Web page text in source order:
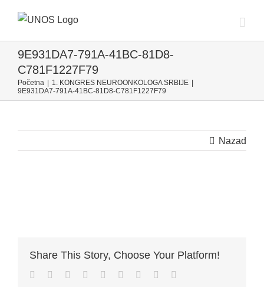
content
9E931DA7-791A-41BC-81D8-
C781F1227F79
Početna 1. KONGRES NEUROONKOLOGA SRBIJE
9E931DA7-791A-41BC-81D8-C781F1227F79
Nazad
Share This Story, Choose Your Platform!
Facebook
TwitterLinkedIn
Reddit Whatsapp
TumblrPinterest